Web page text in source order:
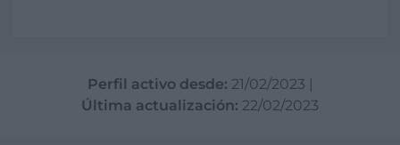
Perfil activo desde: 21/02/2023 |
Última actualización: 22/02/2023